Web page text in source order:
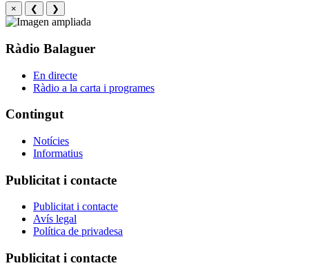
× ❮ ❯
Ràdio Balaguer
En directe
Ràdio a la carta i programes
Contingut
Notícies
Informatius
Publicitat i contacte
Publicitat i contacte
Avís legal
Política de privadesa
Publicitat i contacte